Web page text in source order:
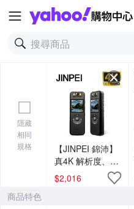
隱藏
相同
規格
【JINPEI 錦沛】
真4K 解析度、
APP即時觀看、
180度旋轉鏡頭、
$2,016
商品特色